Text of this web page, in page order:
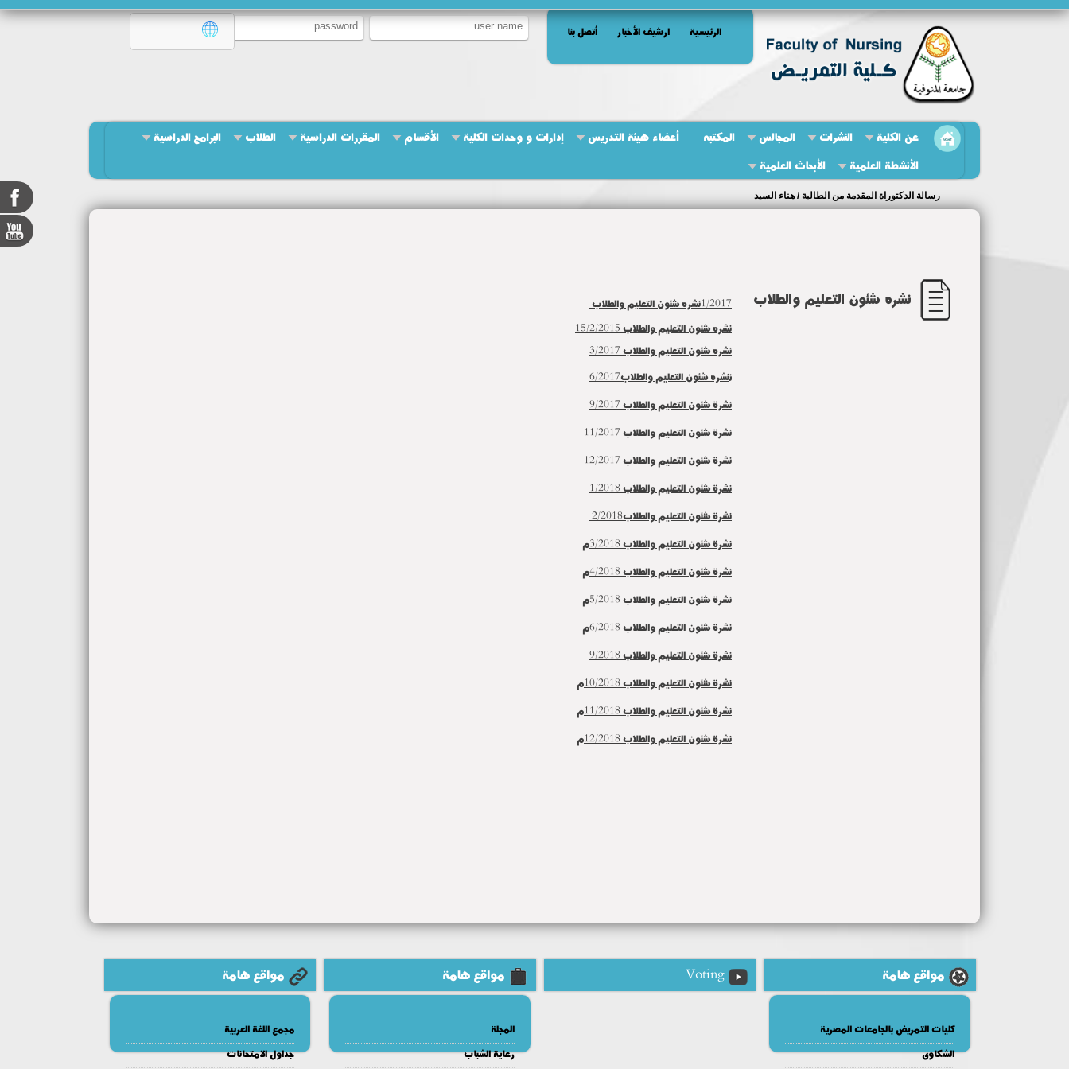
الرئيسية ارشيف الأخبار أتصل بنا
عن الكلية النشرات المجالس المكتبه أعضاء هيئة التدريس إدارات و وحدات الكلية الأقسام المقررات الدراسية الطلاب
البرامج الدراسية
الأنشطة العلمية
الأبحاث العلمية
رسالة الدكتوراة المقدمة من الطالبة / هناء السيد
نشره شئون التعليم والطلاب 1/2017نشره شئون التعليم والطلاب
نشره شئون التعليم والطلاب 15/2/2015
نشره شئون التعليم والطلاب 3/2017
ننشره شئون التعليم والطلاب6/2017
نشرة شئون التعليم والطلاب 9/2017
نشرة شئون التعليم والطلاب 11/2017
نشرة شئون التعليم والطلاب 12/2017
نشرة شئون التعليم والطلاب 1/2018
نشرة شئون التعليم والطلاب2/2018
نشرة شئون التعليم والطلاب 3/2018م
نشرة شئون التعليم والطلاب 4/2018م
نشرة شئون التعليم والطلاب 5/2018م
نشرة شئون التعليم والطلاب 6/2018م
نشرة شئون التعليم والطلاب9/2018
نشرة شئون التعليم والطلاب 10/2018م
نشرة شئون التعليم والطلاب 11/2018م
نشرة شئون التعليم والطلاب 12/2018م
مواقع هامة
كليات التمريض بالجامعات المصرية
الشكاوى
Voting مواقع هامة
المجلة
رعاية الشباب
مواقع هامة
مجمع اللغة العربية
جداول الامتحانات